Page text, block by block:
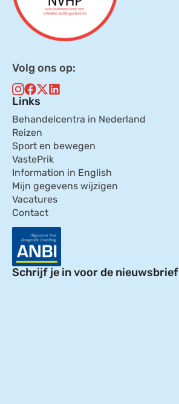
Volg ons op:
Links
Behandelcentra in Nederland
Reizen
Sport en bewegen
VastePrik
Information in English
Mijn gegevens wijzigen
Vacatures
Contact
Schrijf je in voor de nieuwsbrief